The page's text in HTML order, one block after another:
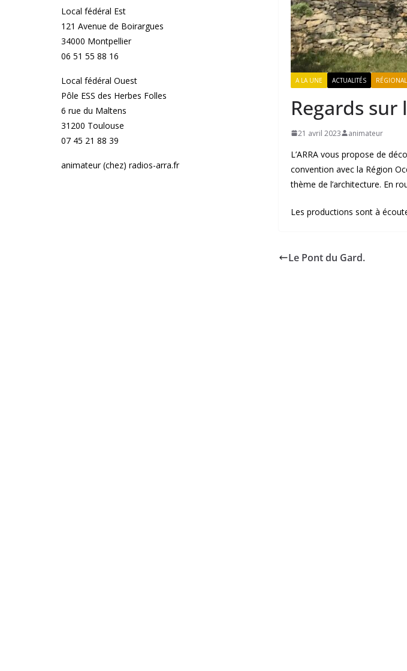
A LA UNE ACTUALITÉS
Regards sur
21 avril 2023 animateur
L’ARRA vous propose de
convention avec la Région
thème de l’architecture. En
Les productions sont à
Le Pont du Gard.
Local fédéral Est
121 Avenue de Boirargues
34000 Montpellier
06 51 55 88 16
Local fédéral Ouest
Pôle ESS des Herbes Folles
6 rue du Maltens
31200 Toulouse
07 45 21 88 39
animateur (chez) radios-arra.fr